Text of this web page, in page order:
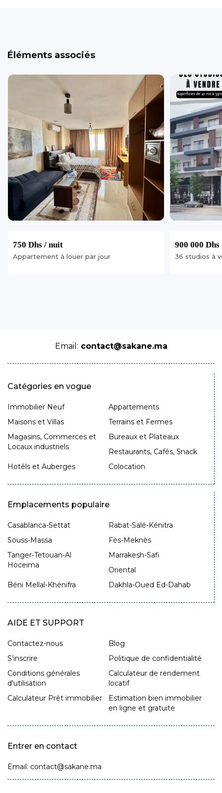
Éléments associés
750 Dhs / nuit
Appartement à louer par jour
900 000 Dhs
36 studios à
Email: contact@sakane.ma
Catégories en vogue
Immobilier Neuf
Appartements
Maisons et Villas
Terrains et Fermes
Magasins, Commerces et
Locaux industriels
Bureaux et Plateaux
Restaurants, Cafés, Snack
Hotêls et Auberges
Colocation
Emplacements populaire
Casablanca-Settat
Rabat-Salé-Kénitra
Souss-Massa
Fès-Meknès
Tanger-Tetouan-Al
Hoceima
Marrakesh-Safi
Oriental
Béni Mellal-Khénifra
Dakhla-Oued Ed-Dahab
AIDE ET SUPPORT
Contactez-nous
Blog
S’inscrire
Politique de confidentialité
Conditions générales
d'utilisation
Calculateur de rendement
locatif
Calculateur Prêt immobilier
Estimation bien immobilier
en ligne et gratuite
Entrer en contact
Email: contact@sakane.ma